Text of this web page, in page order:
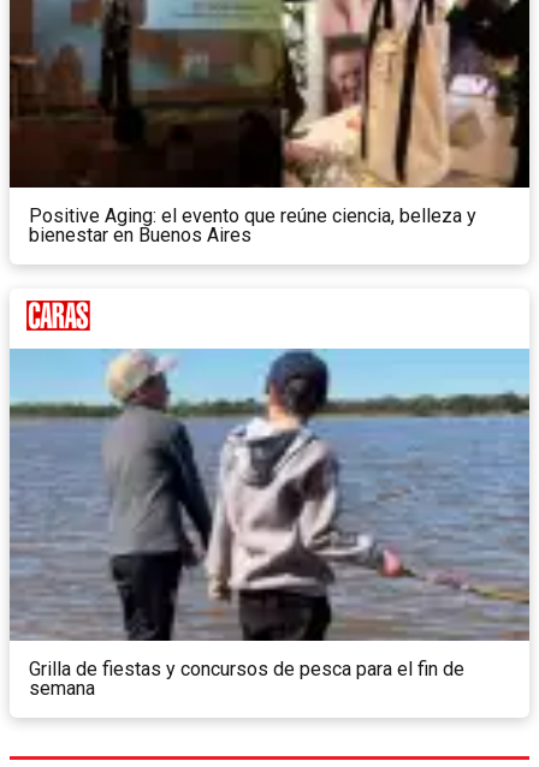
Positive Aging: el evento que reúne ciencia, belleza y
bienestar en Buenos Aires
Grilla de fiestas y concursos de pesca para el fin de
semana